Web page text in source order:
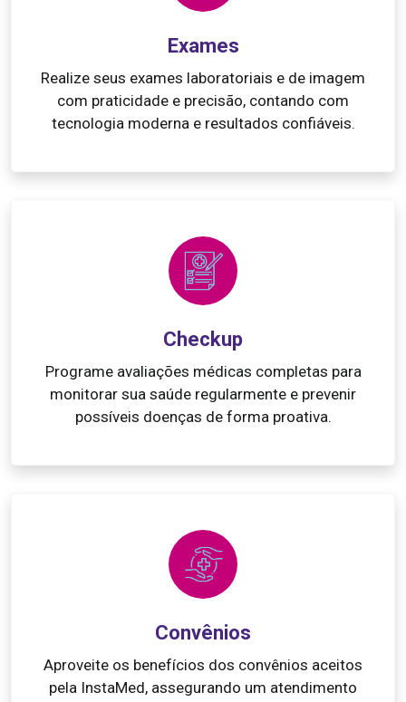
Exames
Realize seus exames laboratoriais e de imagem
com praticidade e precisão, contando com
tecnologia moderna e resultados confiáveis.
Checkup
Programe avaliações médicas completas para
monitorar sua saúde regularmente e prevenir
possíveis doenças de forma proativa.
Convênios
Aproveite os benefícios dos convênios aceitos
pela InstaMed, assegurando um atendimento